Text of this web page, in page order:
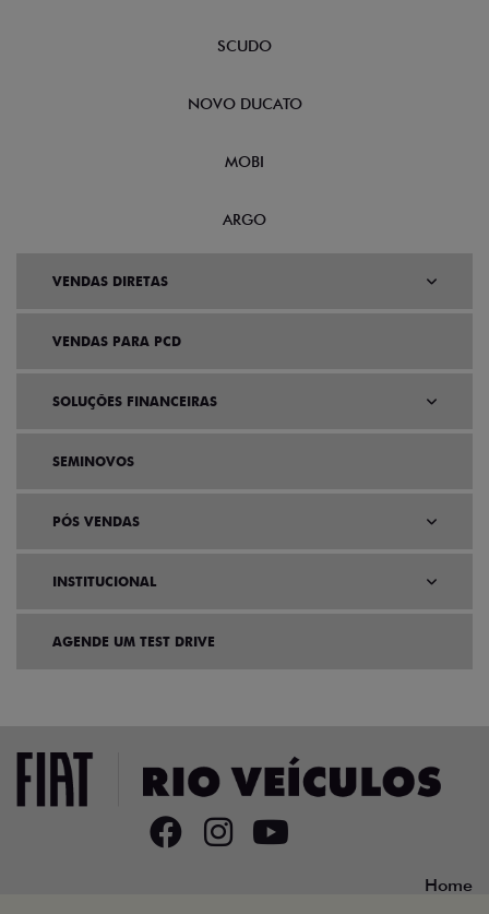
SCUDO
NOVO DUCATO
MOBI
ARGO
VENDAS DIRETAS
VENDAS PARA PCD
SOLUÇÕES FINANCEIRAS
SEMINOVOS
PÓS VENDAS
INSTITUCIONAL
AGENDE UM TEST DRIVE
Home